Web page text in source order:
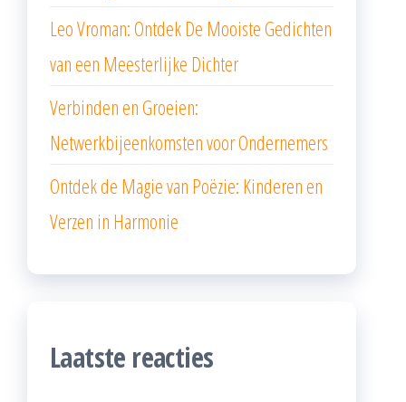
Leo Vroman: Ontdek De Mooiste Gedichten
van een Meesterlijke Dichter
Verbinden en Groeien:
Netwerkbijeenkomsten voor Ondernemers
Ontdek de Magie van Poëzie: Kinderen en
Verzen in Harmonie
Laatste reacties